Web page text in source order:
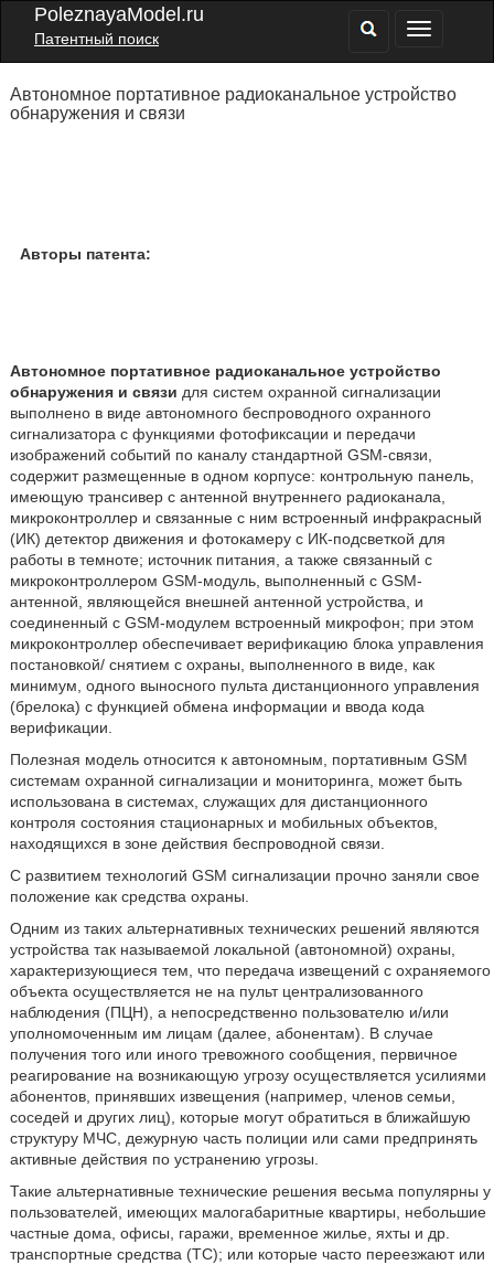
PoleznayaModel.ru
Патентный поиск
Автономное портативное радиоканальное устройство
обнаружения и связи
Авторы патента:
Автономное портативное радиоканальное устройство
обнаружения и связи для систем охранной сигнализации
выполнено в виде автономного беспроводного охранного
сигнализатора с функциями фотофиксации и передачи
изображений событий по каналу стандартной GSM-связи,
содержит размещенные в одном корпусе: контрольную панель,
имеющую трансивер с антенной внутреннего радиоканала,
микроконтроллер и связанные с ним встроенный инфракрасный
(ИК) детектор движения и фотокамеру с ИК-подсветкой для
работы в темноте; источник питания, а также связанный с
микроконтроллером GSM-модуль, выполненный с GSM-
антенной, являющейся внешней антенной устройства, и
соединенный с GSM-модулем встроенный микрофон; при этом
микроконтроллер обеспечивает верификацию блока управления
постановкой/ снятием с охраны, выполненного в виде, как
минимум, одного выносного пульта дистанционного управления
(брелока) с функцией обмена информации и ввода кода
верификации.
Полезная модель относится к автономным, портативным GSM
системам охранной сигнализации и мониторинга, может быть
использована в системах, служащих для дистанционного
контроля состояния стационарных и мобильных объектов,
находящихся в зоне действия беспроводной связи.
С развитием технологий GSM сигнализации прочно заняли свое
положение как средства охраны.
Одним из таких альтернативных технических решений являются
устройства так называемой локальной (автономной) охраны,
характеризующиеся тем, что передача извещений с охраняемого
объекта осуществляется не на пульт централизованного
наблюдения (ПЦН), а непосредственно пользователю и/или
уполномоченным им лицам (далее, абонентам). В случае
получения того или иного тревожного сообщения, первичное
реагирование на возникающую угрозу осуществляется усилиями
абонентов, принявших извещения (например, членов семьи,
соседей и других лиц), которые могут обратиться в ближайшую
структуру МЧС, дежурную часть полиции или сами предпринять
активные действия по устранению угрозы.
Такие альтернативные технические решения весьма популярны у
пользователей, имеющих малогабаритные квартиры, небольшие
частные дома, офисы, гаражи, временное жилье, яхты и др.
транспортные средства (ТС); или которые часто переезжают или